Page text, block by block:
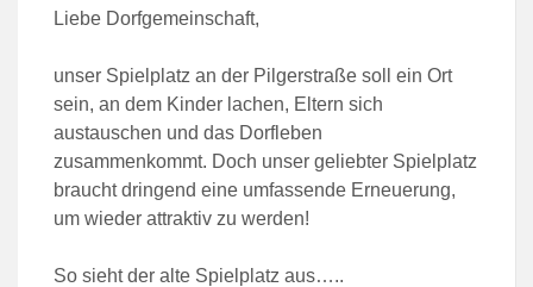
Liebe Dorfgemeinschaft,
unser Spielplatz an der Pilgerstraße soll ein Ort
sein, an dem Kinder lachen, Eltern sich
austauschen und das Dorfleben
zusammenkommt. Doch unser geliebter Spielplatz
braucht dringend eine umfassende Erneuerung,
um wieder attraktiv zu werden!
So sieht der alte Spielplatz aus…..